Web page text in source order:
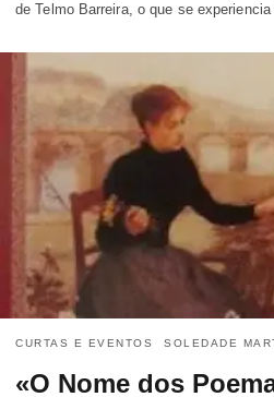
de Telmo Barreira, o que se
CURTAS E EVENTOS SOLEDADE
«O Nome dos